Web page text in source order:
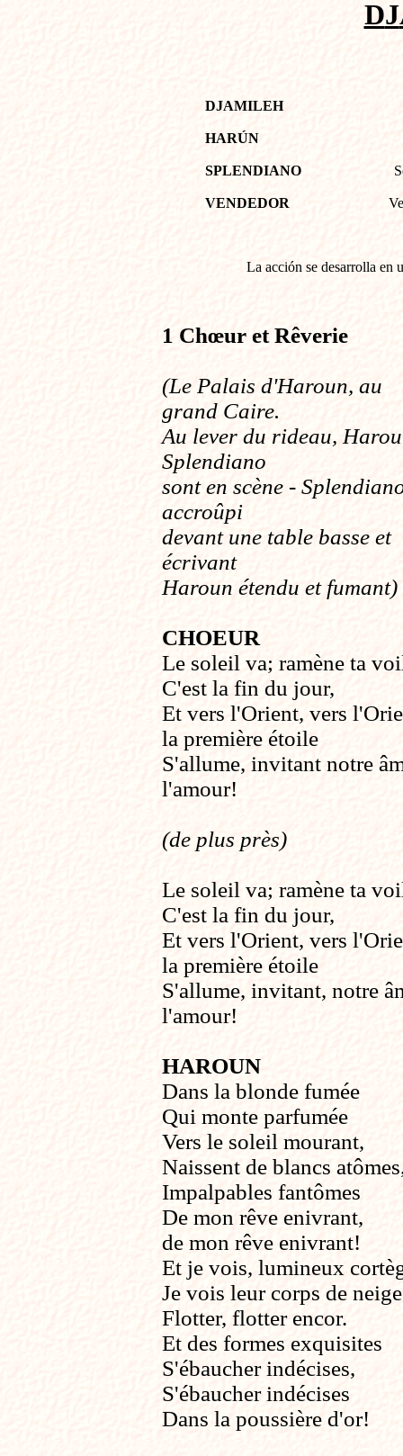
DJ
DJAMILEH
HARÚN
SPLENDIANO
VENDEDOR
La acción se desarrolla en
1 Chœur et Rêverie
(Le Palais d'Haroun, au
grand Caire.
Au lever du rideau,
Splendiano
sont en scène -
accroûpi
devant une table basse et
écrivant
Haroun étendu et fumant)
CHOEUR
Le soleil va; ramène ta
C'est la fin du jour,
Et vers l'Orient, vers
la première étoile
S'allume, invitant notre
l'amour!
(de plus près)
Le soleil va; ramène ta
C'est la fin du jour,
Et vers l'Orient, vers
la première étoile
S'allume, invitant, notre
l'amour!
HAROUN
Dans la blonde fumée
Qui monte parfumée
Vers le soleil mourant,
Naissent de blancs
Impalpables fantômes
De mon rêve enivrant,
de mon rêve enivrant!
Et je vois, lumineux
Je vois leur corps de neige
Flotter, flotter encor.
Et des formes exquisites
S'ébaucher indécises,
S'ébaucher indécises
Dans la poussière d'or!